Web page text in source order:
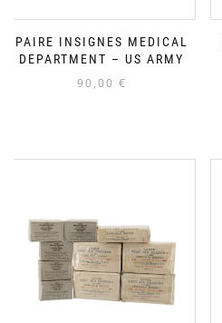
PAIRE INSIGNES MEDICAL
DEPARTMENT – US ARMY
90,00 €